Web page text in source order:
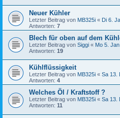
Neuer Kühler
Letzter Beitrag von MB325i « Di 6.
Antworten: 7
Blech für oben auf dem
Letzter Beitrag von Siggi « Mo 5.
Antworten: 19
Kühlflüssigkeit
Letzter Beitrag von MB325i « Sa 13.
Antworten: 4
Welches Öl / Kraftstoff ?
Letzter Beitrag von MB325i « Sa 13.
Antworten: 11